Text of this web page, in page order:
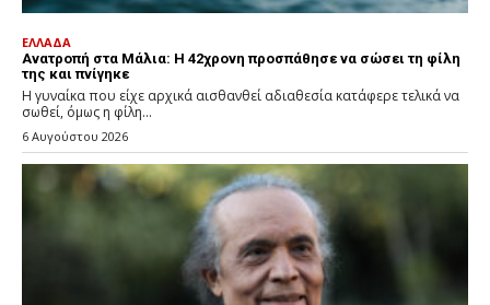
ΕΛΛΑΔΑ
Ανατροπή στα Μάλια: Η 42χρονη προσπάθησε να σώσει τη φίλη
της και πνίγηκε
Η γυναίκα που είχε αρχικά αισθανθεί αδιαθεσία κατάφερε τελικά να
σωθεί, όμως η φίλη...
6 Αυγούστου 2026